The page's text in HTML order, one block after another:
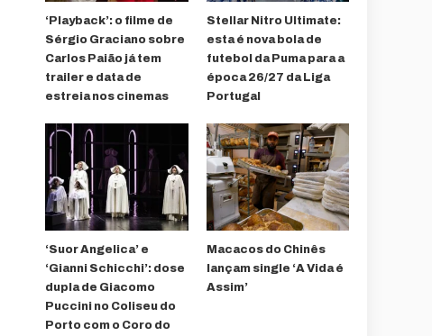
‘Playback’: o filme de
Sérgio Graciano sobre
Carlos Paião já tem
trailer e data de
estreia nos cinemas
Stellar Nitro Ultimate:
esta é nova bola de
futebol da Puma para a
época 26/27 da Liga
Portugal
‘Suor Angelica’ e
‘Gianni Schicchi’: dose
dupla de Giacomo
Puccini no Coliseu do
Porto com o Coro do
Macacos do Chinês
lançam single ‘A Vida é
Assim’